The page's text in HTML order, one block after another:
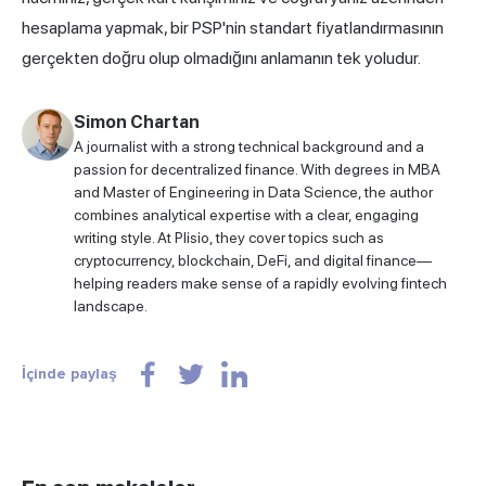
hesaplama yapmak, bir PSP'nin standart fiyatlandırmasının
gerçekten doğru olup olmadığını anlamanın tek yoludur.
Simon Chartan
A journalist with a strong technical background and a
passion for decentralized finance. With degrees in MBA
and Master of Engineering in Data Science, the author
combines analytical expertise with a clear, engaging
writing style. At Plisio, they cover topics such as
cryptocurrency, blockchain, DeFi, and digital finance—
helping readers make sense of a rapidly evolving fintech
landscape.
İçinde paylaş